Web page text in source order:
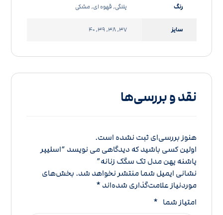
رنگ پلنگی, قهوه ای, مشکی
سایز 37, 38, 39, 40
نقد و بررسی‌ها
هنوز بررسی‌ای ثبت نشده است.
اولین کسی باشید که دیدگاهی می نویسد “اسلیپر
پاشنه پهن مدل تک سگک زنانه”
نشانی ایمیل شما منتشر نخواهد شد. بخش‌های
موردنیاز علامت‌گذاری شده‌اند *
امتیاز شما *